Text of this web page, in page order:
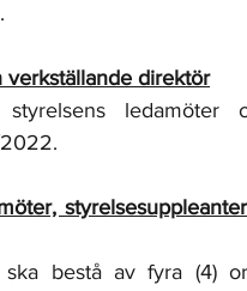
verkställande direktör
ledamöter
ska bestå av fyra (4)